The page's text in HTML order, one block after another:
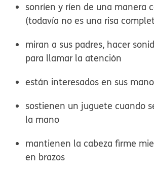
sonríen y ríen de una manera
(todavía no es una risa
miran a sus padres, hacer
para llamar la atención
están interesados en sus
sostienen un juguete cuando
la mano
mantienen la cabeza firme
en brazos